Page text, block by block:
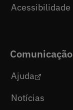
Acessibilidade
Comunicação
Ajuda
Notícias